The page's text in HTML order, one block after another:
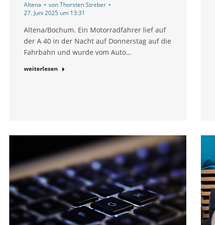
Altena vonThorsten Streber
27. Juni 2025 um 13:31
Altena/Bochum. Ein Motorradfahrer lief auf
der A 40 in der Nacht auf Donnerstag auf die
Fahrbahn und wurde vom Auto…
weiterlesen